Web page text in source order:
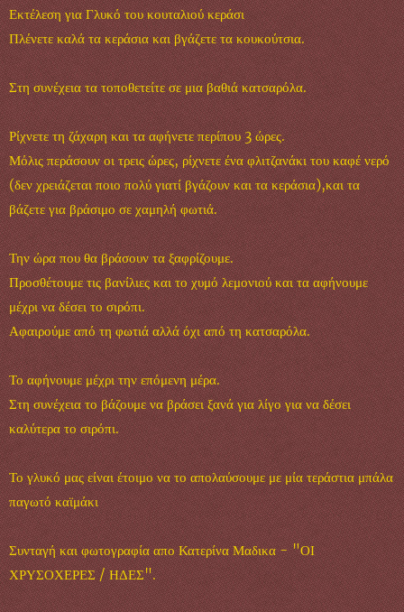
Εκτέλεση για Γλυκό του κουταλιού κεράσι
Πλένετε καλά τα κεράσια και βγάζετε τα κουκούτσια.
Στη συνέχεια τα τοποθετείτε σε μια βαθιά κατσαρόλα.
Ρίχνετε τη ζάχαρη και τα αφήνετε περίπου 3 ώρες.
Μόλις περάσουν οι τρεις ώρες, ρίχνετε ένα φλιτζανάκι του καφέ νερό
(δεν χρειάζεται ποιο πολύ γιατί βγάζουν και τα κεράσια),και τα
βάζετε για βράσιμο σε χαμηλή φωτιά.
Την ώρα που θα βράσουν τα ξαφρίζουμε.
Προσθέτουμε τις βανίλιες και το χυμό λεμονιού και τα αφήνουμε
μέχρι να δέσει το σιρόπι.
Αφαιρούμε από τη φωτιά αλλά όχι από τη κατσαρόλα.
Το αφήνουμε μέχρι την επόμενη μέρα.
Στη συνέχεια το βάζουμε να βράσει ξανά για λίγο για να δέσει
καλύτερα το σιρόπι.
Το γλυκό μας είναι έτοιμο να το απολαύσουμε με μία τεράστια μπάλα
παγωτό καϊμάκι
Συνταγή και φωτογραφία απο Κατερίνα Μαδικα‎ - "ΟΙ
ΧΡΥΣΟΧΕΡΕΣ / ΗΔΕΣ".